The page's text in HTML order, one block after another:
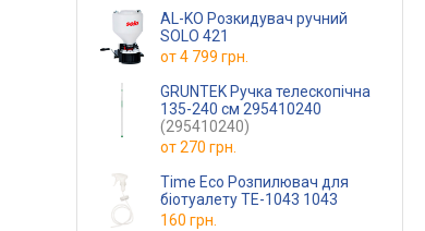
AL-KO Розкидувач ручний
SOLO 421
от4 799 грн.
GRUNTEK Ручка телескопічна
135-240 см 295410240
(295410240)
от270 грн.
Time Eco Розпилювач для
біотуалету ТЕ-1043 1043
160 грн.